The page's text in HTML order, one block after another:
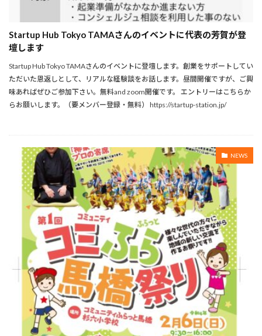
Startup Hub Tokyo TAMAさんのイベントに代表の芳賀が登
壇します
Startup Hub Tokyo TAMAさんのイベントに登壇します。創業をサポートしてい
ただいた恩返しとして、リアルな経験談をお話します。昼間開催ですが、ご興
味あればぜひご参加下さい。無料and zoom開催です。 エントリーはこちらか
らお願いします。（要メンバー登録・無料） https://startup-station.jp/
NEWS